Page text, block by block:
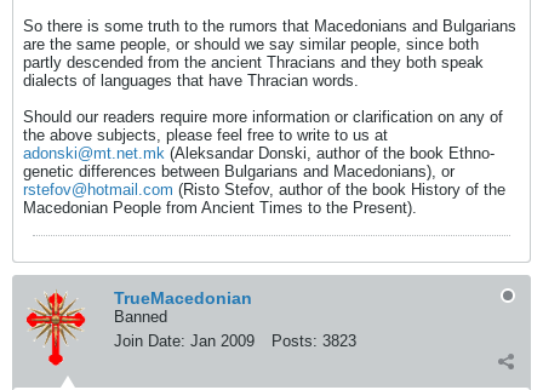
So there is some truth to the rumors that Macedonians and Bulgarians
are the same people, or should we say similar people, since both
partly descended from the ancient Thracians and they both speak
dialects of languages that have Thracian words.
Should our readers require more information or clarification on any of
the above subjects, please feel free to write to us at
adonski@mt.net.mk (Aleksandar Donski, author of the book Ethno-
genetic differences between Bulgarians and Macedonians), or
rstefov@hotmail.com (Risto Stefov, author of the book History of the
Macedonian People from Ancient Times to the Present).
TrueMacedonian
Banned
Join Date: Jan 2009 Posts: 3823